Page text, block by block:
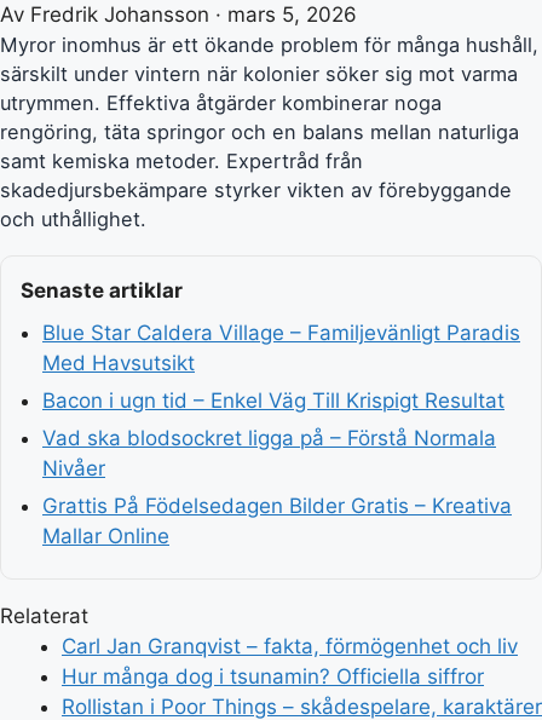
Av Fredrik Johansson · mars 5, 2026
Myror inomhus är ett ökande problem för många hushåll,
särskilt under vintern när kolonier söker sig mot varma
utrymmen. Effektiva åtgärder kombinerar noga
rengöring, täta springor och en balans mellan naturliga
samt kemiska metoder. Expertråd från
skadedjursbekämpare styrker vikten av förebyggande
och uthållighet.
Senaste artiklar
Blue Star Caldera Village – Familjevänligt Paradis
Med Havsutsikt
Bacon i ugn tid – Enkel Väg Till Krispigt Resultat
Vad ska blodsockret ligga på – Förstå Normala
Nivåer
Grattis På Födelsedagen Bilder Gratis – Kreativa
Mallar Online
Relaterat
Carl Jan Granqvist – fakta, förmögenhet och liv
Hur många dog i tsunamin? Officiella siffror
Rollistan i Poor Things – skådespelare, karaktärer